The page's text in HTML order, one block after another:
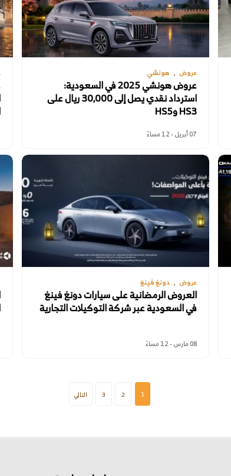
عروض هونشي
عروض هونشي 2025 في السعودية:
استرداد نقدي يصل إلى 30,000 ريال على
HS3 وHS5
07 أبريل - 12 مساءً
عروض دونغ فينغ
العروض الرمضانية على سيارات دونغ فينغ
في السعودية عبر شركة التوكيلات التجارية
08 مارس - 12 مساءً
1
2
3 التالي